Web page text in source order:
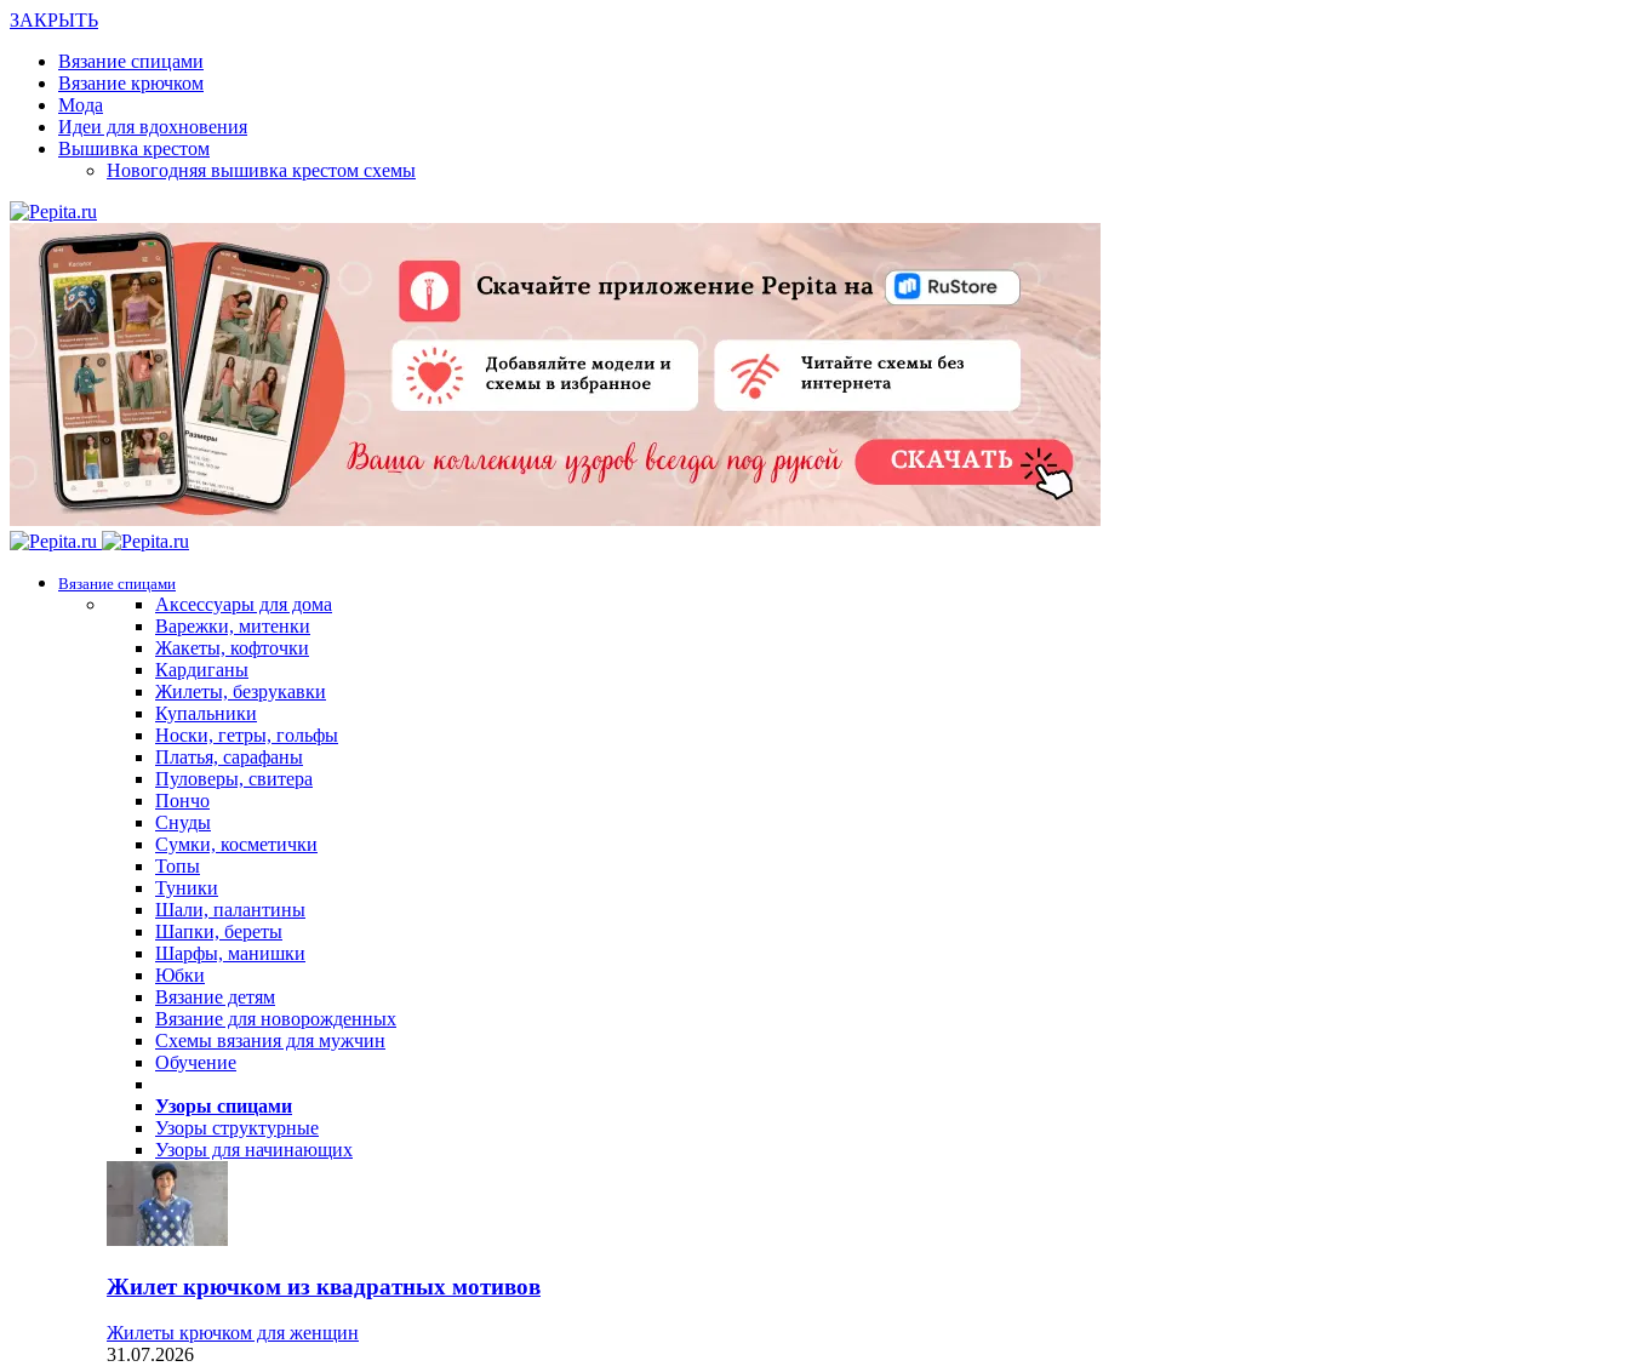
ЗАКРЫТЬ
Вязание спицами
Вязание крючком
Мода
Идеи для вдохновения
Вышивка крестом
Новогодняя вышивка крестом схемы
Вязание спицами
Аксессуары для дома
Варежки, митенки
Жакеты, кофточки
Кардиганы
Жилеты, безрукавки
Купальники
Носки, гетры, гольфы
Платья, сарафаны
Пуловеры, свитера
Пончо
Снуды
Сумки, косметички
Топы
Туники
Шали, палантины
Шапки, береты
Шарфы, манишки
Юбки
Вязание детям
Вязание для новорожденных
Схемы вязания для мужчин
Обучение
Узоры спицами
Узоры структурные
Узоры для начинающих
Жилет крючком из квадратных мотивов
Жилеты крючком для женщин
31.07.2026